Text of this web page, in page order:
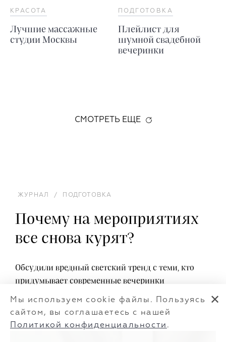
КРАСОТА
Лучшие массажные
студии Москвы
ПОДГОТОВКА
Плейлист для
шумной свадебной
вечеринки
СМОТРЕТЬ ЕЩЕ
ЖУРНАЛ / ПОДГОТОВКА
Почему на мероприятиях
все снова курят?
Обсудили вредный светский тренд с теми, кто
придумывает современные вечеринки
Мы используем cookie файлы. Пользуясь
сайтом, вы соглашаетесь с нашей
Политикой конфиденциальности .
✕